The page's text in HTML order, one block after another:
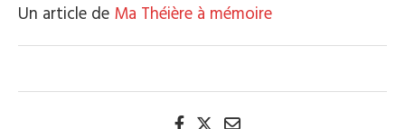
Un article de Ma Théière à mémoire